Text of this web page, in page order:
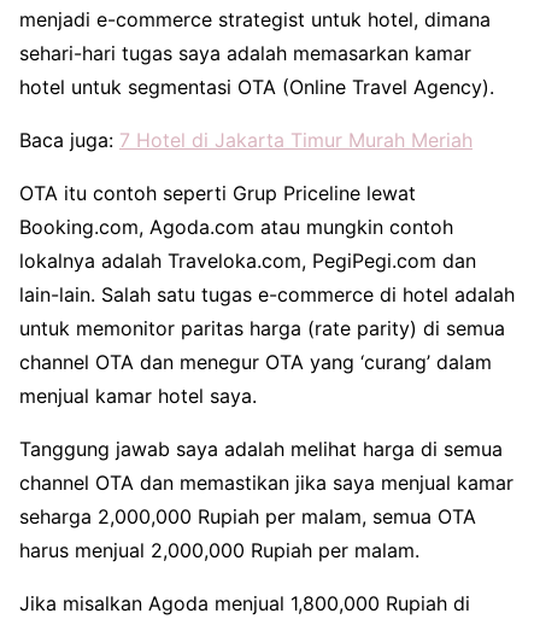
menjadi e-commerce strategist untuk hotel, dimana
sehari-hari tugas saya adalah memasarkan kamar
hotel untuk segmentasi OTA (Online Travel Agency).
Baca juga: 7 Hotel di Jakarta Timur Murah Meriah
OTA itu contoh seperti Grup Priceline lewat
Booking.com, Agoda.com atau mungkin contoh
lokalnya adalah Traveloka.com, PegiPegi.com dan
lain-lain. Salah satu tugas e-commerce di hotel adalah
untuk memonitor paritas harga (rate parity) di semua
channel OTA dan menegur OTA yang ‘curang’ dalam
menjual kamar hotel saya.
Tanggung jawab saya adalah melihat harga di semua
channel OTA dan memastikan jika saya menjual kamar
seharga 2,000,000 Rupiah per malam, semua OTA
harus menjual 2,000,000 Rupiah per malam.
Jika misalkan Agoda menjual 1,800,000 Rupiah di